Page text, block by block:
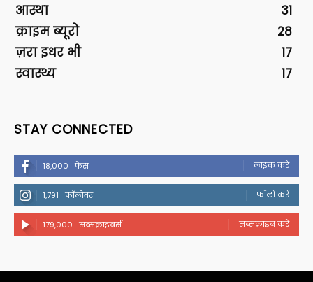
आस्था
31
क्राइम ब्यूरो
28
ज़रा इधर भी
17
स्वास्थ्य
17
STAY CONNECTED
18,000 फैंस लाइक करें
1,791 फॉलोवर फॉलो करें
179,000 सब्सक्राइबर्स सब्सक्राइब करें